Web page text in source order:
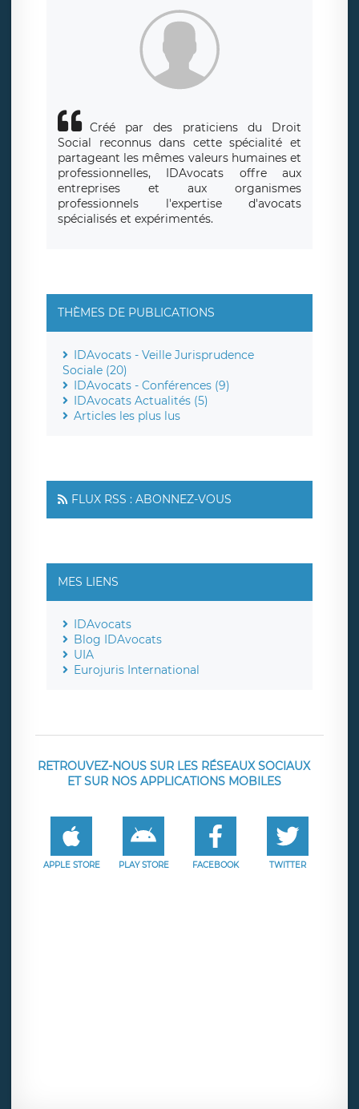
de traitement est la société LÉGAVOX, sis 9 rue Léopold
Sédar Senghor, joignable à l’adresse mail :
responsabledetraitement@legavox.fr. Vous avez également
le droit d’introduire une réclamation auprès d’une autorité
Créé par des praticiens du Droit
Social reconnus dans cette spécialité et
partageant les mêmes valeurs humaines et
professionnelles, IDAvocats offre aux
entreprises et aux organismes
professionnels l'expertise d'avocats
spécialisés et expérimentés.
THÈMES DE PUBLICATIONS
IDAvocats - Veille Jurisprudence
Sociale (20)
IDAvocats - Conférences (9)
IDAvocats Actualités (5)
Articles les plus lus
FLUX RSS : ABONNEZ-VOUS
MES LIENS
IDAvocats
Blog IDAvocats
UIA
Eurojuris International
RETROUVEZ-NOUS SUR LES RÉSEAUX SOCIAUX
ET SUR NOS APPLICATIONS MOBILES
APPLE STORE PLAY STORE FACEBOOK TWITTER